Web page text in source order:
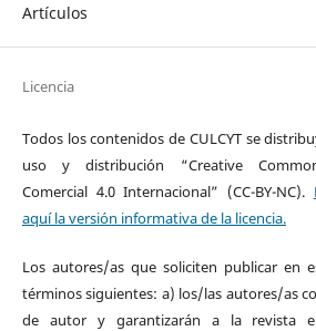
Artículos
Licencia
Todos los contenidos de CULCYT se
uso y distribución “Creative
Comercial 4.0 Internacional” (CC-BY-NC).
aquí la versión informativa de la licencia.
Los autores/as que soliciten publicar en
términos siguientes: a) los/las autores/as
de autor y garantizarán a la revista